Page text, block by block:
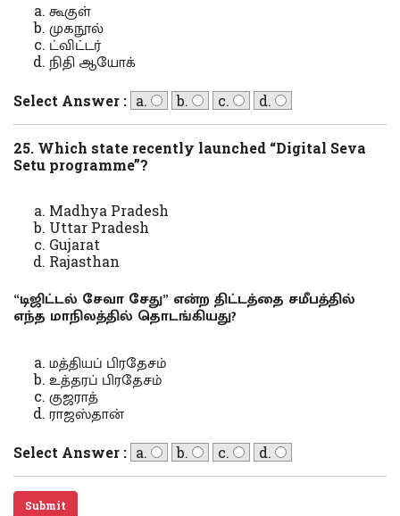
கூகுள்
முகநூல்
ட்விட்டர்
நிதி ஆயோக்
Select Answer : a. b. c. d.
25. Which state recently launched “Digital Seva
Setu programme”?
Madhya Pradesh
Uttar Pradesh
Gujarat
Rajasthan
“டிஜிட்டல் சேவா சேது” என்ற திட்டத்தை சமீபத்தில்
எந்த மாநிலத்தில் தொடங்கியது?
மத்தியப் பிரதேசம்
உத்தரப் பிரதேசம்
குஜராத்
ராஜஸ்தான்
Select Answer : a. b. c. d.
Submit